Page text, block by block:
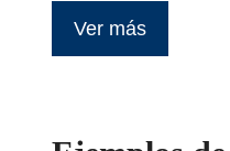
Ver más